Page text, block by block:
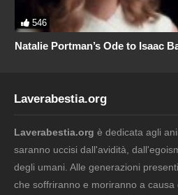
546
Natalie Portman’s Ode to Isaac
Laverabestia.org
Laverabestia.org è dedicata agli
saranno uccisi dall'avidità,
degli umani. Alle generazioni
che soffriranno e moriranno a causa